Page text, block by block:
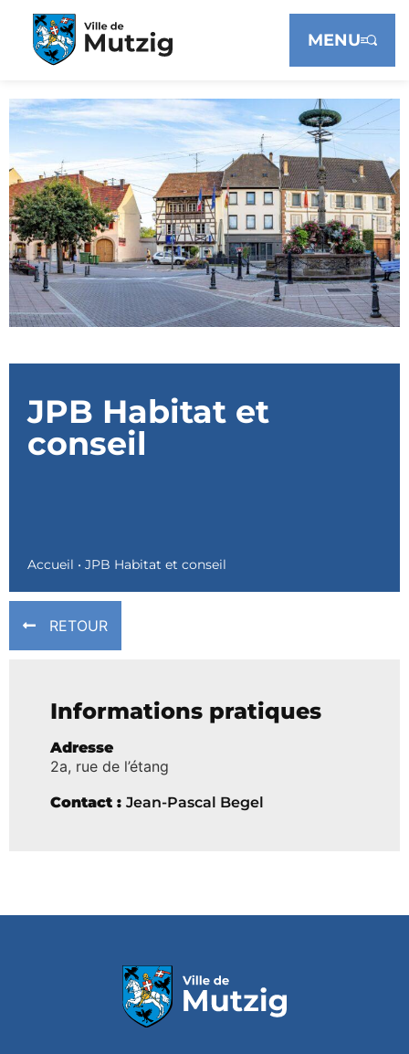
MENU
JPB Habitat et
conseil
Accueil • JPB Habitat et conseil
RETOUR
Informations pratiques
Adresse
2a, rue de l’étang
Contact : Jean-Pascal Begel
Panneau de gestion des cookies